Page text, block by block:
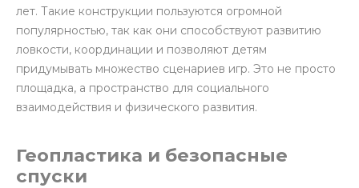
лет. Такие конструкции пользуются огромной
популярностью, так как они способствуют развитию
ловкости, координации и позволяют детям
придумывать множество сценариев игр. Это не просто
площадка, а пространство для социального
взаимодействия и физического развития.
Геопластика и безопасные
спуски